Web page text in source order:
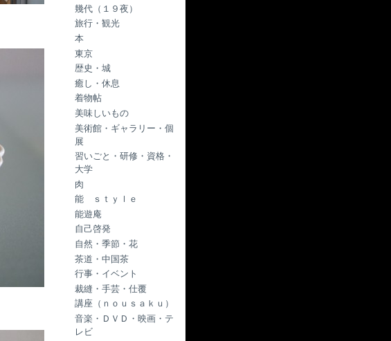
幾代（１９夜）
旅行・観光
本
東京
歴史・城
癒し・休息
着物帖
美味しいもの
美術館・ギャラリー・個
展
習いごと・研修・資格・
大学
肉
能 ｓｔｙｌｅ
能遊庵
自己啓発
自然・季節・花
茶道・中国茶
行事・イベント
裁縫・手芸・仕覆
講座（ｎｏｕｓａｋｕ）
音楽・ＤＶＤ・映画・テ
レビ